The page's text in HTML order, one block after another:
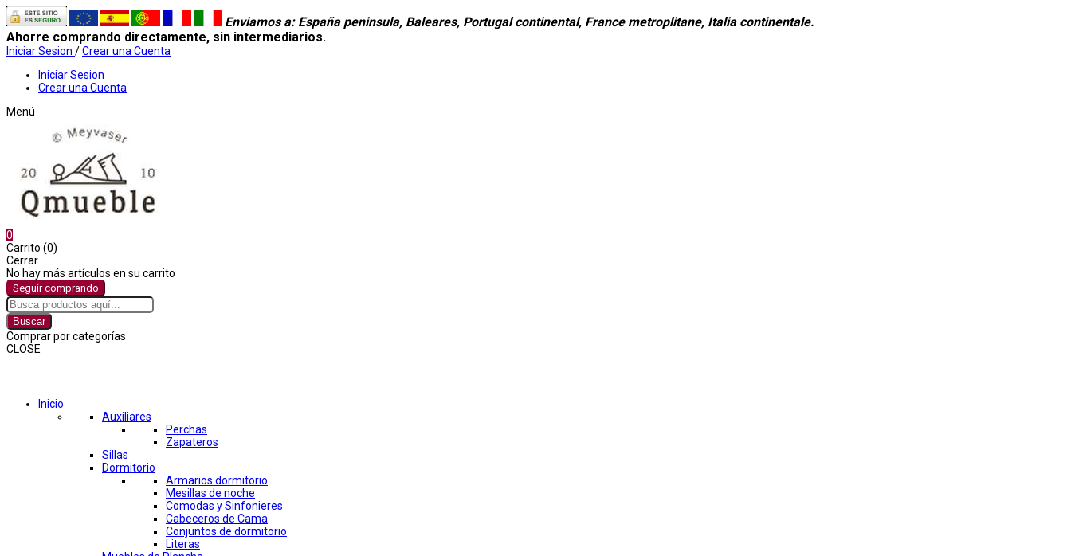
Enviamos a: España peninsula, Baleares, Portugal continental, France metroplitane, Italia continentale.
Ahorre comprando directamente, sin intermediarios.
Iniciar Sesion /Crear una Cuenta
Iniciar Sesion
Crear una Cuenta
Menú
0
Carrito (0)
Cerrar
No hay más artículos en su carrito
Seguir comprando
Buscar
Comprar por categorías
CLOSE
Inicio
Auxiliares
Perchas
Zapateros
Sillas
Dormitorio
Armarios dormitorio
Mesillas de noche
Comodas y Sinfonieres
Cabeceros de Cama
Conjuntos de dormitorio
Literas